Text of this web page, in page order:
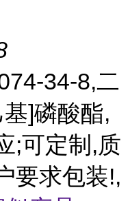
34-8,二
]磷酸酯,
;可定制,质
要求包装!,